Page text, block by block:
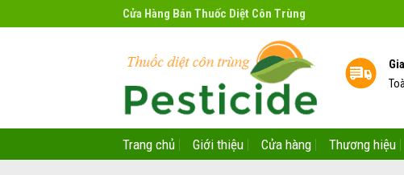
Cửa Hàng Bán Thuốc Diệt Côn Trùng
Trang chủ Giới thiệu Cửa hàng Thương hiệu